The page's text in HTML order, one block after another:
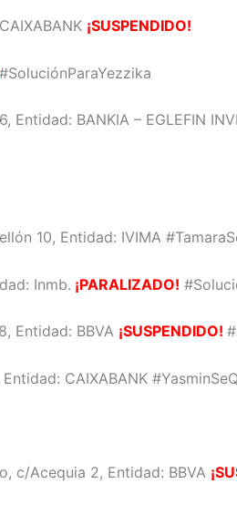
¡SUSPENDIDO!
#SoluciónParaYezzika
Entidad: BANKIA – EGLEFIN
10, Entidad: IVIMA
Inmb. ¡PARALIZADO!
Entidad: BBVA ¡SUSPENDIDO!
CAIXABANK
c/Acequia 2, Entidad: BBVA